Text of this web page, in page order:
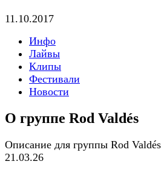
11.10.2017
Инфо
Лайвы
Клипы
Фестивали
Новости
О группе Rod Valdés
Описание для группы Rod
21.03.26